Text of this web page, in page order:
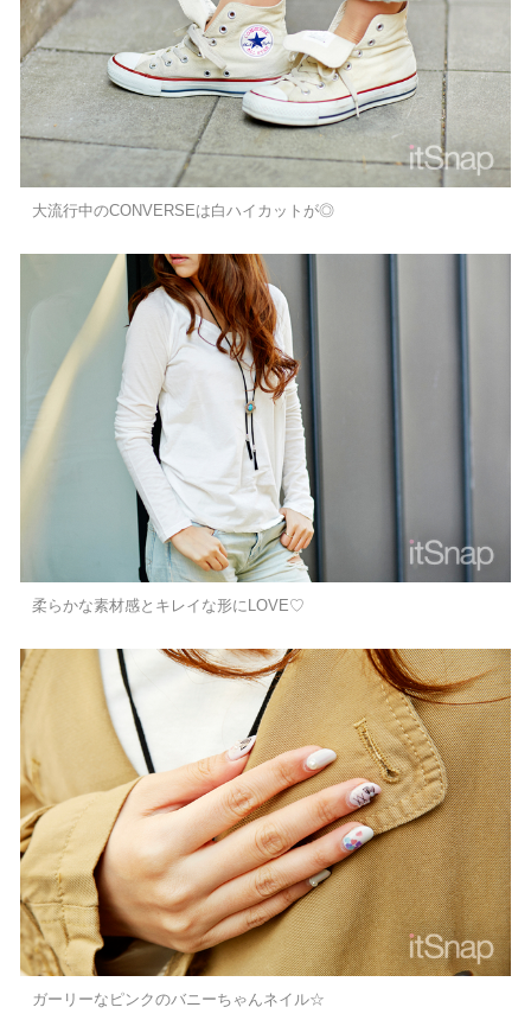
大流行中のCONVERSEは白ハイカットが◎
柔らかな素材感とキレイな形にLOVE♡
ガーリーなピンクのバニーちゃんネイル☆